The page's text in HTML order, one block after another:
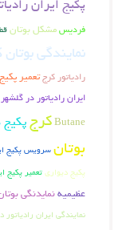
پکیج ایران
فردیسمشکل بوتان
نمایندگی
رادیاتور کرجتعمیر
ایران رادیاتور در
Butaneکرجپکیج
بوتانسرویس پکیج
پکیج دیواریتعمیر پکیج
عظیمیهنمایدنگی
نمایندگی ایران